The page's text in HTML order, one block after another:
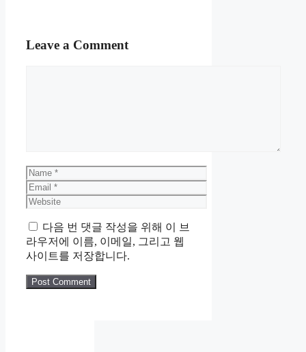
Leave a Comment
Name
Email
Website
다음 번 댓글 작성을 위해 이 브
라우저에 이름, 이메일, 그리고 웹
사이트를 저장합니다.